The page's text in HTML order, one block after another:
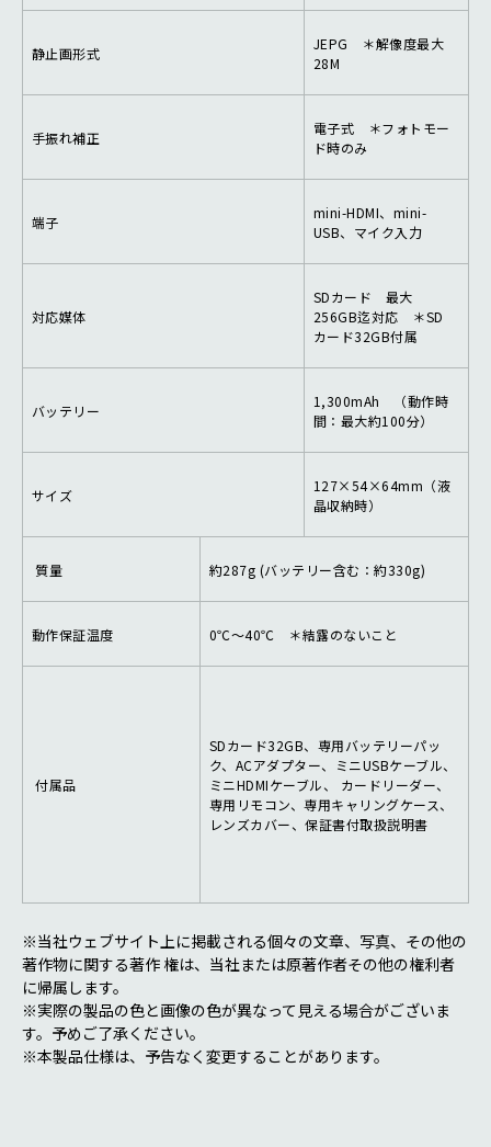
静止画形式
JEPG ＊解像度最大
28M
手振れ補正
電子式 ＊フォトモー
ド時のみ
端子
mini-HDMI、mini-
USB、マイク入力
対応媒体
SDカード 最大
256GB迄対応 ＊SD
カード32GB付属
バッテリー
1,300mAh （動作時
間：最大約100分）
サイズ
127×54×64mm（液
晶収納時）
質量 約287g (バッテリー含む：約330g)
動作保証温度 0℃～40℃ ＊結露のないこと
付属品
SDカード32GB、専用バッテリーパッ
ク、ACアダプター、ミニUSBケーブル、
ミニHDMIケーブル、 カードリーダー、
専用リモコン、専用キャリングケース、
レンズカバー、保証書付取扱説明書
※当社ウェブサイト上に掲載される個々の文章、写真、その他の
著作物に関する著作 権は、当社または原著作者その他の権利者
に帰属します。
※実際の製品の色と画像の色が異なって見える場合がございま
す。予めご了承ください。
※本製品仕様は、予告なく変更することがあります。